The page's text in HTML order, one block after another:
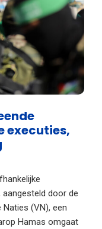
executies,
door de
Naties (VN), een
Hamas omgaat